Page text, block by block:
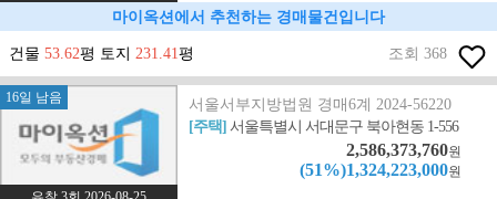
마이옥션에서 추천하는 경매물건입니다
건물 53.62평 토지 231.41평 조회 368
16일 남음
서울서부지방법원 경매6계 2024-56220
[주택]서울특별시 서대문구 북아현동 1-556
2,586,373,760원
(51%)1,324,223,000원